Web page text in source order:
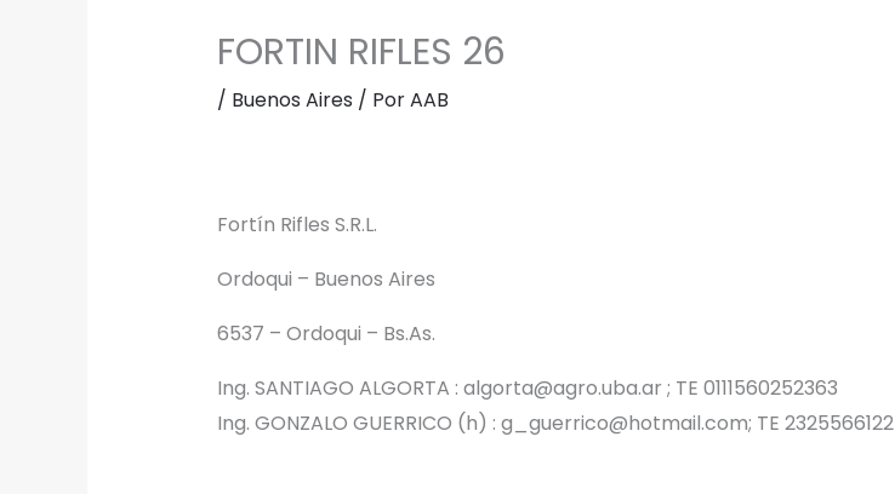
FORTIN RIFLES 26
/ Buenos Aires / PorAAB
Fortín Rifles S.R.L.
Ordoqui – Buenos Aires
6537 – Ordoqui – Bs.As.
Ing. SANTIAGO ALGORTA : algorta@agro.uba.ar ; TE 0111560252363
Ing. GONZALO GUERRICO (h) : g_guerrico@hotmail.com; TE 2325566122